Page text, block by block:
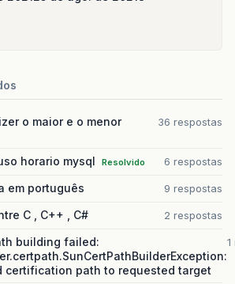
o maior e o menor 36 respostas
horario mysql Resolvido 6 respostas
em português 9 respostas
C , C++ , C# 2 respostas
building failed:
certification path to requested target